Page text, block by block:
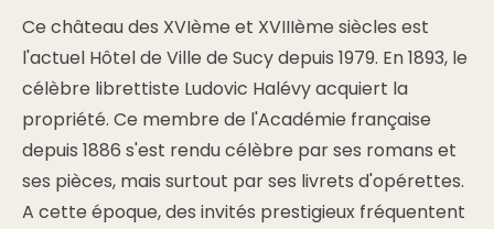
Ce château des XVIème et XVIIIème siècles est
l'actuel Hôtel de Ville de Sucy depuis 1979. En 1893, le
célèbre librettiste Ludovic Halévy acquiert la
propriété. Ce membre de l'Académie française
depuis 1886 s'est rendu célèbre par ses romans et
ses pièces, mais surtout par ses livrets d'opérettes.
A cette époque, des invités prestigieux fréquentent